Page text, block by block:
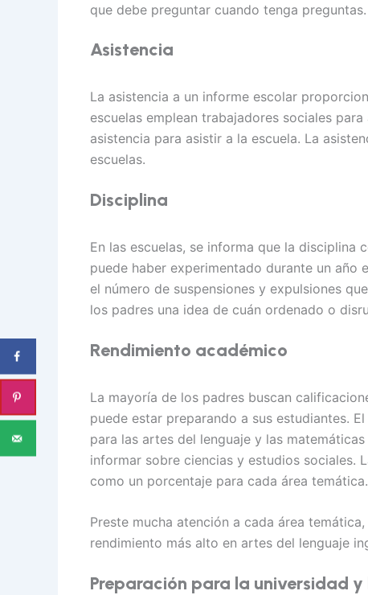
que debe preguntar cuando tenga preguntas.
Asistencia
La asistencia a un informe escolar
escuelas emplean trabajadores sociales
asistencia para asistir a la escuela. La
escuelas.
Disciplina
En las escuelas, se informa que la disciplina
puede haber experimentado durante un
el número de suspensiones y expulsiones
los padres una idea de cuán ordenado o
Rendimiento académico
La mayoría de los padres buscan
puede estar preparando a sus estudiantes.
para las artes del lenguaje y las
informar sobre ciencias y estudios sociales.
como un porcentaje para cada área temática.
Preste mucha atención a cada área
rendimiento más alto en artes del lenguaje
Preparación para la universidad